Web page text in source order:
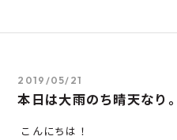
2019/05/21
本日は大雨のち晴天なり。
こんにちは！